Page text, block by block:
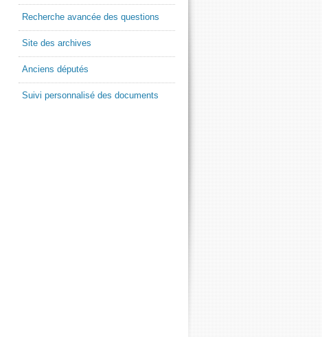
Recherche avancée des questions
Site des archives
Anciens députés
Suivi personnalisé des documents